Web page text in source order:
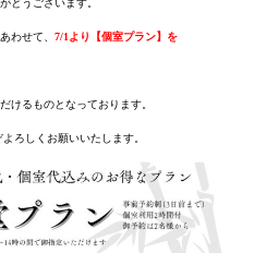
とうございます。
わせて、 7/1より【個室プラン】を
けるものとなっております。
ろしくお願いいたします。